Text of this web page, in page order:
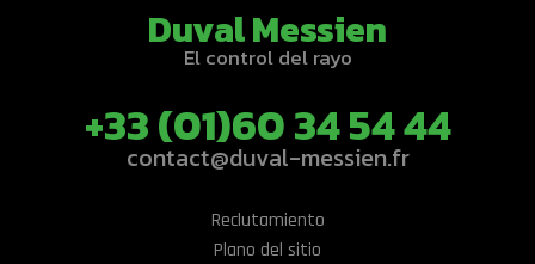
Duval Messien
El control del rayo
+33 (01)60 34 54 44
contact@duval-messien.fr
Reclutamiento
Plano del sitio